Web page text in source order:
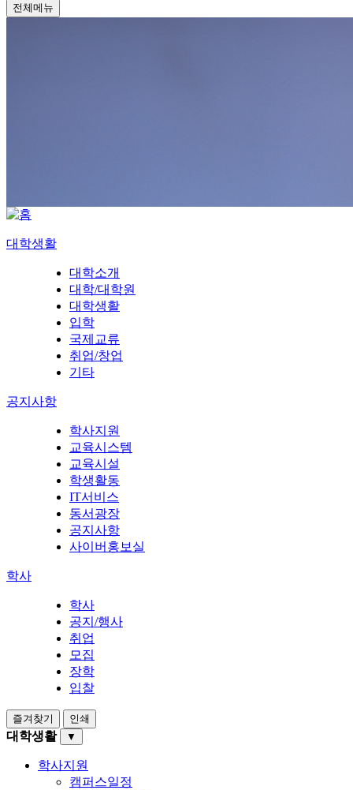
전체메뉴
대학생활
대학소개
대학/대학원
대학생활
입학
국제교류
취업/창업
기타
공지사항
학사지원
교육시스템
교육시설
학생활동
IT서비스
동서광장
공지사항
사이버홍보실
학사
학사
공지/행사
취업
모집
장학
입찰
즐겨찾기 인쇄
대학생활 ▼
학사지원
캠퍼스일정